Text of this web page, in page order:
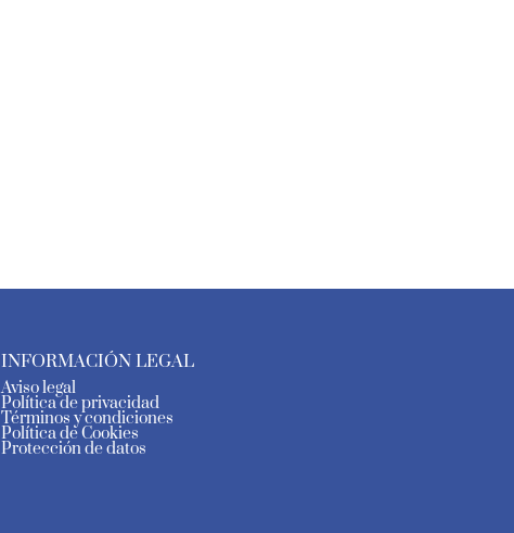
INFORMACIÓN LEGAL
Aviso legal
Política de privacidad
Términos y condiciones
Política de Cookies
Protección de datos